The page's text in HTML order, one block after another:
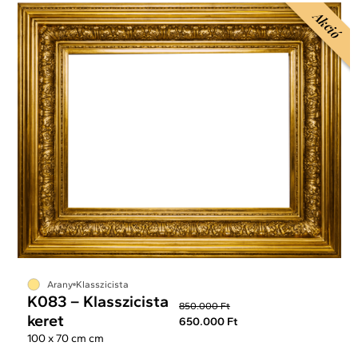
Akció
Arany Klasszicista
K083 – Klasszicista
keret
850.000 Ft
650.000 Ft
100 x 70 cm cm